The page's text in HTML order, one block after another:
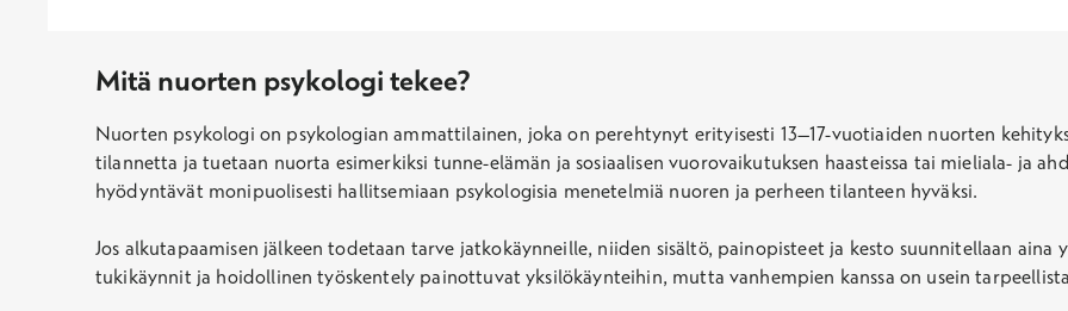
Mitä nuorten psykologi tekee?
Nuorten psykologi on psykologian ammattilainen, joka on perehtynyt erityisesti 13–17-vuotiaiden nuorten
tilannetta ja tuetaan nuorta esimerkiksi tunne-elämän ja sosiaalisen vuorovaikutuksen haasteissa tai mieliala- ja
hyödyntävät monipuolisesti hallitsemiaan psykologisia menetelmiä nuoren ja perheen tilanteen hyväksi.
Jos alkutapaamisen jälkeen todetaan tarve jatkokäynneille, niiden sisältö, painopisteet ja kesto suunnitellaan
tukikäynnit ja hoidollinen työskentely painottuvat yksilökäynteihin, mutta vanhempien kanssa on usein